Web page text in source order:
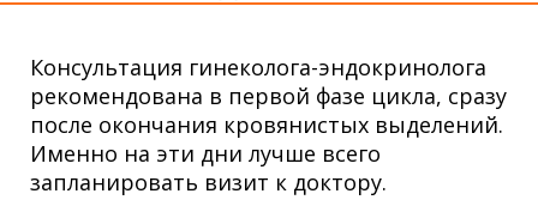
Консультация гинеколога-эндокринолога
рекомендована в первой фазе цикла, сразу
после окончания кровянистых выделений.
Именно на эти дни лучше всего
запланировать визит к доктору.